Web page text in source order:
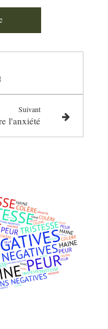
Suivant
l'anxiété